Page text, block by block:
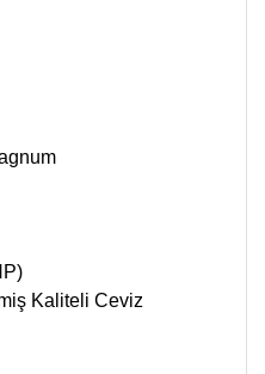
Kaliteli Ceviz